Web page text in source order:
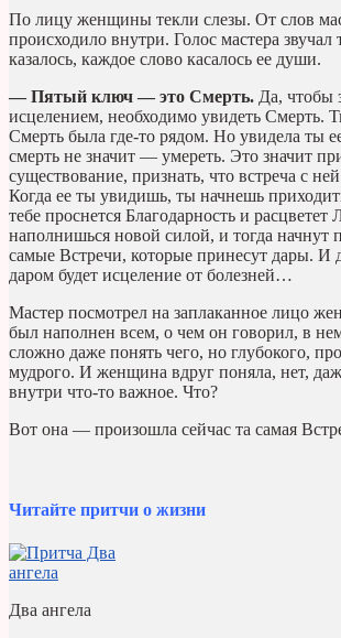
По лицу женщины текли слезы. От слов
происходило внутри. Голос мастера звучал
казалось, каждое слово касалось ее души.
— Пятый ключ — это Смерть. Да, чтобы
исцелением, необходимо увидеть Смерть.
Смерть была где-то рядом. Но увидела ты
смерть не значит — умереть. Это значит
существование, признать, что встреча с
Когда ее ты увидишь, ты начнешь
тебе проснется Благодарность и
наполнишься новой силой, и тогда начнут
самые Встречи, которые принесут дары. И
даром будет исцеление от болезней…
Мастер посмотрел на заплаканное лицо
был наполнен всем, о чем он говорил, в
сложно даже понять чего, но глубокого,
мудрого. И женщина вдруг поняла, нет,
внутри что-то важное. Что?
Вот она — произошла сейчас та самая
Читайте притчи о жизни
Два ангела